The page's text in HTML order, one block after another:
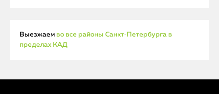
Выезжаем во все районы Санкт‑Петербурга в
пределах КАД